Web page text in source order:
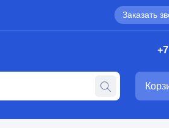
Заказать